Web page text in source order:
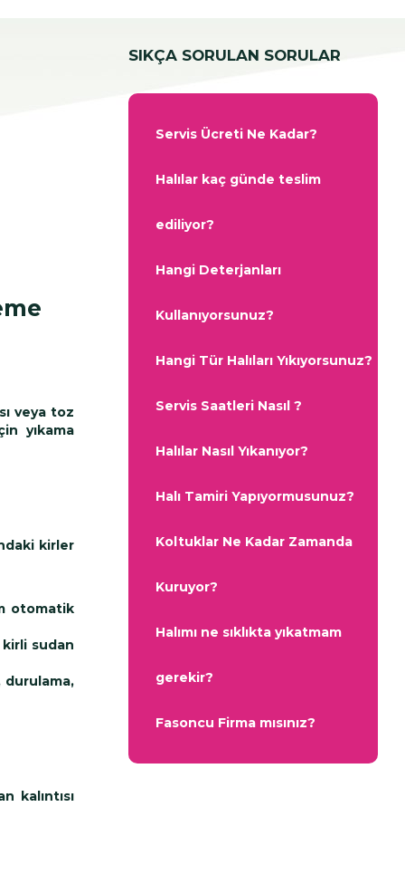
veya toz
yıkama
kirler
otomatik
kirli sudan
durulama,
kalıntısı
SIKÇA SORULAN SORULAR
Servis Ücreti Ne Kadar?
Halılar kaç günde teslim
ediliyor?
Hangi Deterjanları
Kullanıyorsunuz?
Hangi Tür Halıları Yıkıyorsunuz?
Servis Saatleri Nasıl ?
Halılar Nasıl Yıkanıyor?
Halı Tamiri Yapıyormusunuz?
Koltuklar Ne Kadar Zamanda
Kuruyor?
Halımı ne sıklıkta yıkatmam
gerekir?
Fasoncu Firma mısınız?